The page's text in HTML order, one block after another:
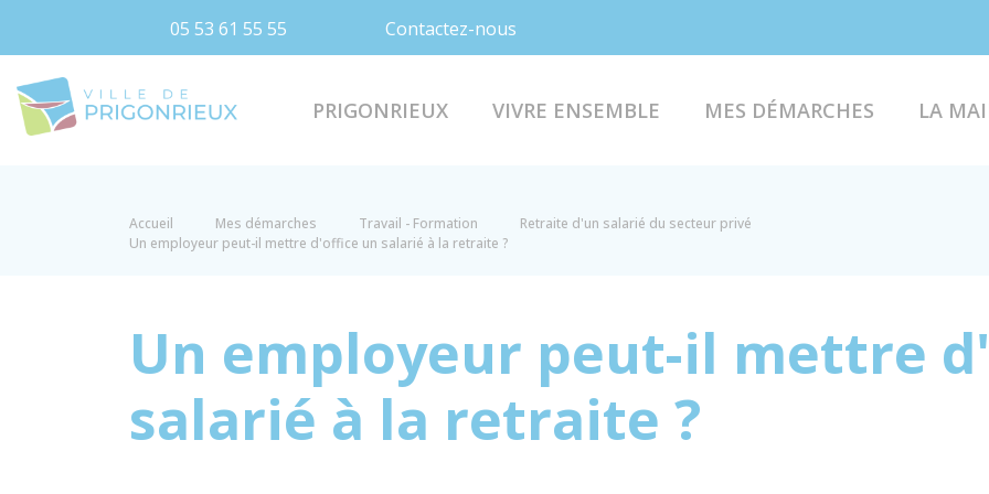
05 53 61 55 55 Contactez-nous
PRIGONRIEUX VIVRE ENSEMBLE MES DÉMARCHES LA
Accueil Mes démarches Travail - Formation
Retraite d'un salarié du secteur privé
Un employeur peut-il mettre d'office un salarié à la retraite ?
Un employeur peut-il mettre
salarié à la retraite ?